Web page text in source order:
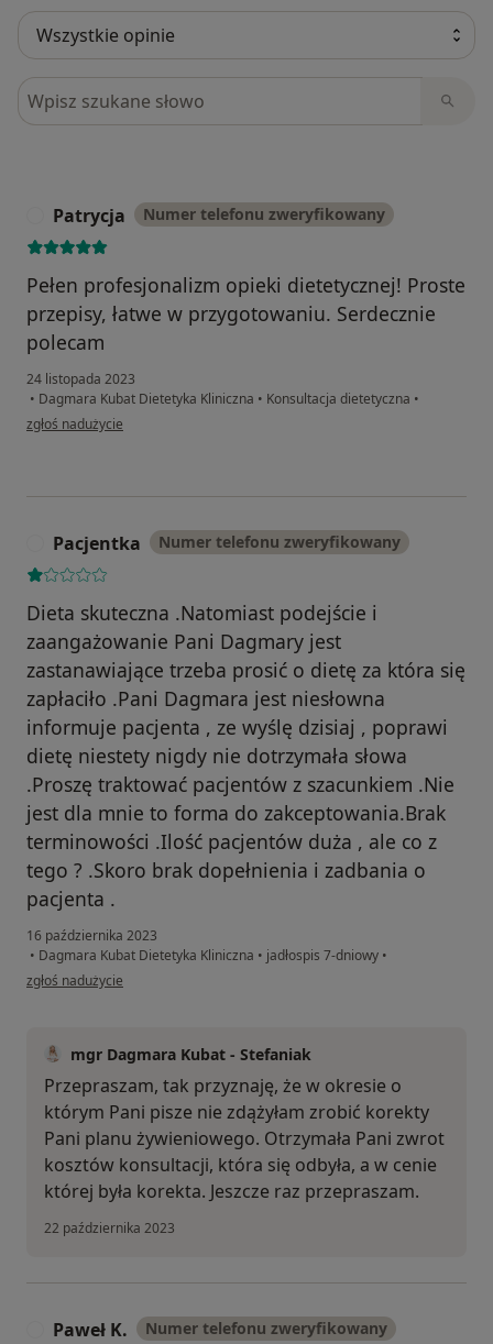
Szukaj w opiniach
Patrycja Numer telefonu zweryfikowany
Pełen profesjonalizm opieki dietetycznej! Proste
przepisy, łatwe w przygotowaniu. Serdecznie
polecam
24 listopada 2023
• Dagmara Kubat Dietetyka Kliniczna • Konsultacja dietetyczna •
w opinii użytkownika Patrycja
zgłoś nadużycie
Pacjentka Numer telefonu zweryfikowany
Dieta skuteczna .Natomiast podejście i
zaangażowanie Pani Dagmary jest
zastanawiające trzeba prosić o dietę za która się
zapłaciło .Pani Dagmara jest niesłowna
informuje pacjenta , ze wyślę dzisiaj , poprawi
dietę niestety nigdy nie dotrzymała słowa
.Proszę traktować pacjentów z szacunkiem .Nie
jest dla mnie to forma do zakceptowania.Brak
terminowości .Ilość pacjentów duża , ale co z
tego ? .Skoro brak dopełnienia i zadbania o
pacjenta .
16 października 2023
• Dagmara Kubat Dietetyka Kliniczna • jadłospis 7-dniowy •
w opinii użytkownika Pacjentka
zgłoś nadużycie
mgr Dagmara Kubat - Stefaniak
Przepraszam, tak przyznaję, że w okresie o
którym Pani pisze nie zdążyłam zrobić korekty
Pani planu żywieniowego. Otrzymała Pani zwrot
kosztów konsultacji, która się odbyła, a w cenie
której była korekta. Jeszcze raz przepraszam.
22 października 2023
Paweł K. Numer telefonu zweryfikowany